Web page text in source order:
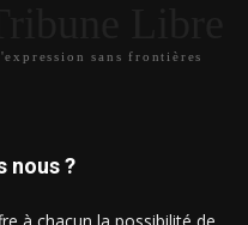
sans frontières
nous ?
à chacun la possibilité de